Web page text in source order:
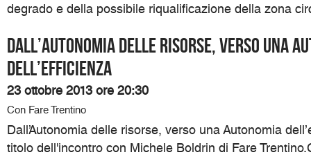
degrado e della possibile riqualificazione della zona
Dall’Autonomia delle risorse, verso una
dell’efficienza
23 ottobre 2013 ore 20:30
Con Fare Trentino
Dall’Autonomia delle risorse, verso una Autonomia
titolo dell'incontro con Michele Boldrin di Fare